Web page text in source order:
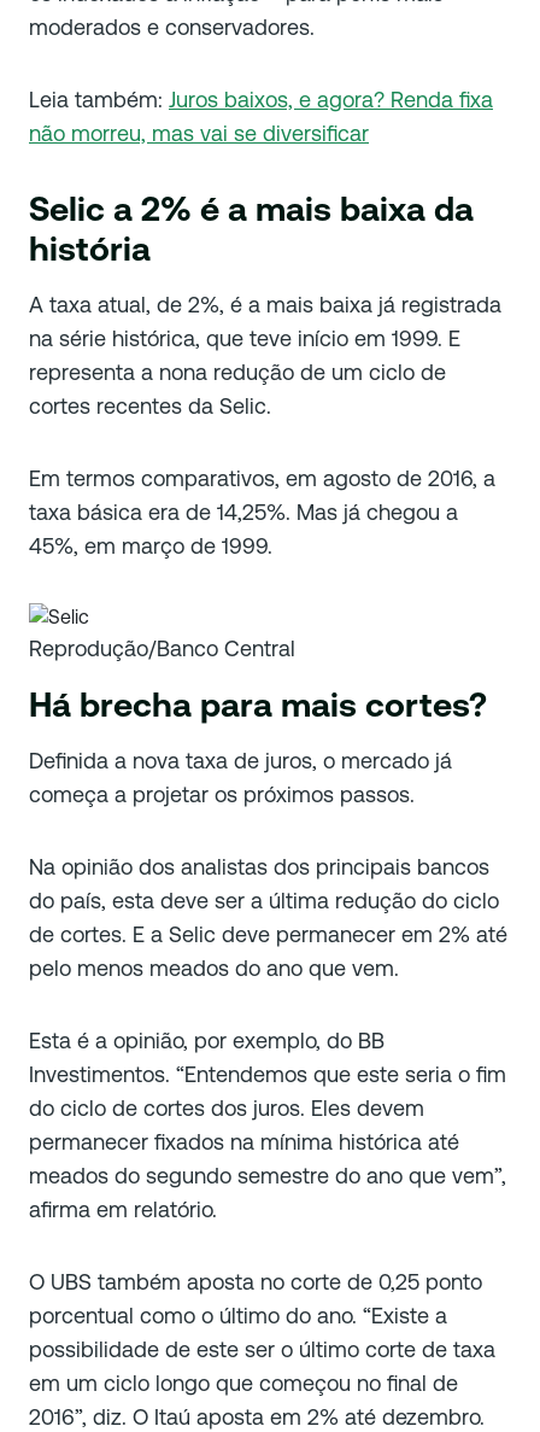
moderados e conservadores.
Leia também: Juros baixos, e agora? Renda fixa
não morreu, mas vai se diversificar
Selic a 2% é a mais baixa da
história
A taxa atual, de 2%, é a mais baixa já registrada
na série histórica, que teve início em 1999. E
representa a nona redução de um ciclo de
cortes recentes da Selic.
Em termos comparativos, em agosto de 2016, a
taxa básica era de 14,25%. Mas já chegou a
45%, em março de 1999.
Reprodução/Banco Central
Há brecha para mais cortes?
Definida a nova taxa de juros, o mercado já
começa a projetar os próximos passos.
Na opinião dos analistas dos principais bancos
do país, esta deve ser a última redução do ciclo
de cortes. E a Selic deve permanecer em 2% até
pelo menos meados do ano que vem.
Esta é a opinião, por exemplo, do BB
Investimentos. “Entendemos que este seria o fim
do ciclo de cortes dos juros. Eles devem
permanecer fixados na mínima histórica até
meados do segundo semestre do ano que vem”,
afirma em relatório.
O UBS também aposta no corte de 0,25 ponto
porcentual como o último do ano. “Existe a
possibilidade de este ser o último corte de taxa
em um ciclo longo que começou no final de
2016”, diz. O Itaú aposta em 2% até dezembro.